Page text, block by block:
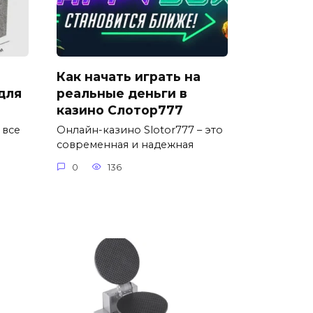
Как начать играть на
реальные деньги в
казино Слотор777
Онлайн-казино Slotor777 – это
современная и надежная
0 136